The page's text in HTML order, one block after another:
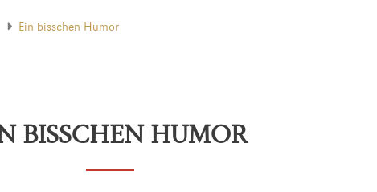
Ein bisschen Humor
BISSCHEN HUMOR